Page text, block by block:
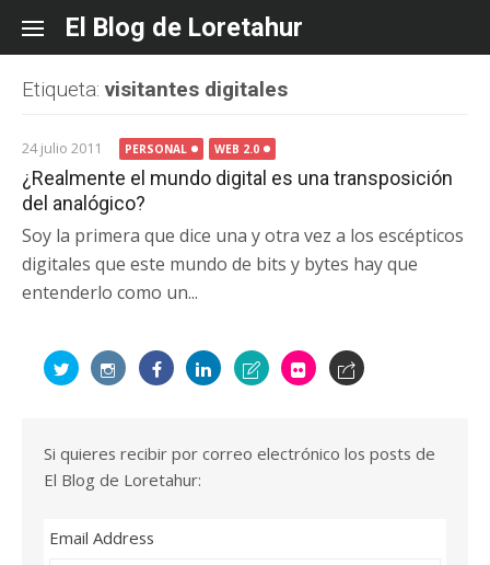
content
El Blog de Loretahur
Etiqueta: visitantes digitales
24 julio 2011 PERSONAL WEB 2.0
¿Realmente el mundo digital es una transposición
del analógico?
Soy la primera que dice una y otra vez a los escépticos
digitales que este mundo de bits y bytes hay que
entenderlo como un...
Si quieres recibir por correo electrónico los posts de
El Blog de Loretahur:
Email Address